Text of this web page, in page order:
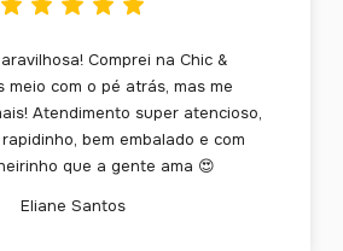
Comprei na Chic &
meio com o pé atrás, mas me
Atendimento super atencioso,
bem embalado e com
que a gente ama 😍
Eliane Santos